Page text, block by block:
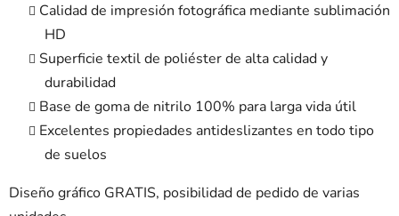
Calidad de impresión fotográfica mediante sublimación
HD
Superficie textil de poliéster de alta calidad y
durabilidad
Base de goma de nitrilo 100% para larga vida útil
Excelentes propiedades antideslizantes en todo tipo
de suelos
Diseño gráfico GRATIS, posibilidad de pedido de varias